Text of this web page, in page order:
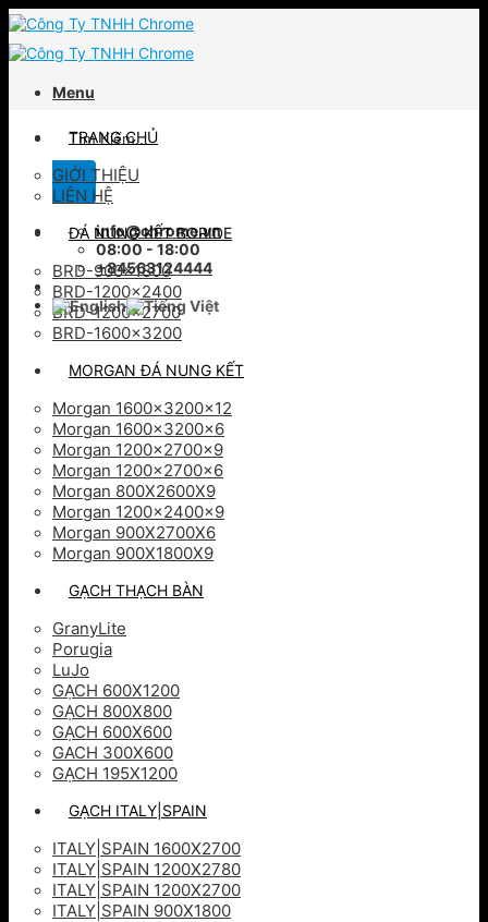
Skip
to
content
Menu
kiếm:
info@chrome.vn
08:00 - 18:00
+84563124444
TRANG CHỦ
GIỚI THIỆU
LIÊN HỆ
ĐÁ NUNG KẾT BORIDE
BRD-900×1800
BRD-1200×2400
BRD-1200×2700
BRD-1600×3200
MORGAN ĐÁ NUNG KẾT
Morgan 1600x3200x12
Morgan 1600x3200x6
Morgan 1200x2700x9
Morgan 1200x2700x6
Morgan 800X2600X9
Morgan 1200x2400x9
Morgan 900X2700X6
Morgan 900X1800X9
GẠCH THẠCH BÀN
GranyLite
Porugia
LuJo
GẠCH 600X1200
GẠCH 800X800
GẠCH 600X600
GACH 300X600
GẠCH 195X1200
GẠCH ITALY|SPAIN
ITALY|SPAIN 1600X2700
ITALY|SPAIN 1200X2780
ITALY|SPAIN 1200X2700
ITALY|SPAIN 900X1800